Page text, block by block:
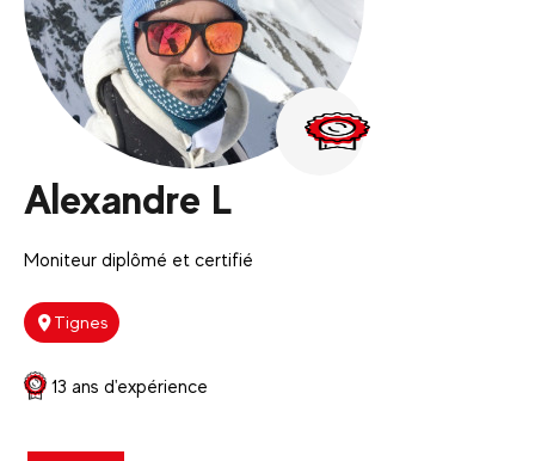
Alexandre L
Moniteur diplômé et certifié
Tignes
13 ans d'expérience